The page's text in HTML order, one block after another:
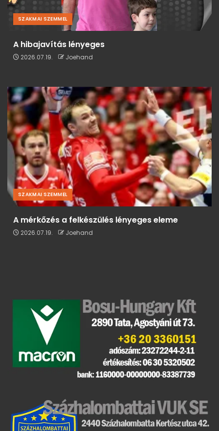
SZAKMAI SZEMMEL
A hibajavítás lényeges
2026.07.19. Joehand
SZAKMAI SZEMMEL
A mérkőzés a felkészülés lényeges eleme
2026.07.19. Joehand